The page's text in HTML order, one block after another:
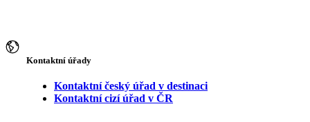
Kontaktní úřady
Kontaktní český úřad v destinaci
Kontaktní cizí úřad v ČR